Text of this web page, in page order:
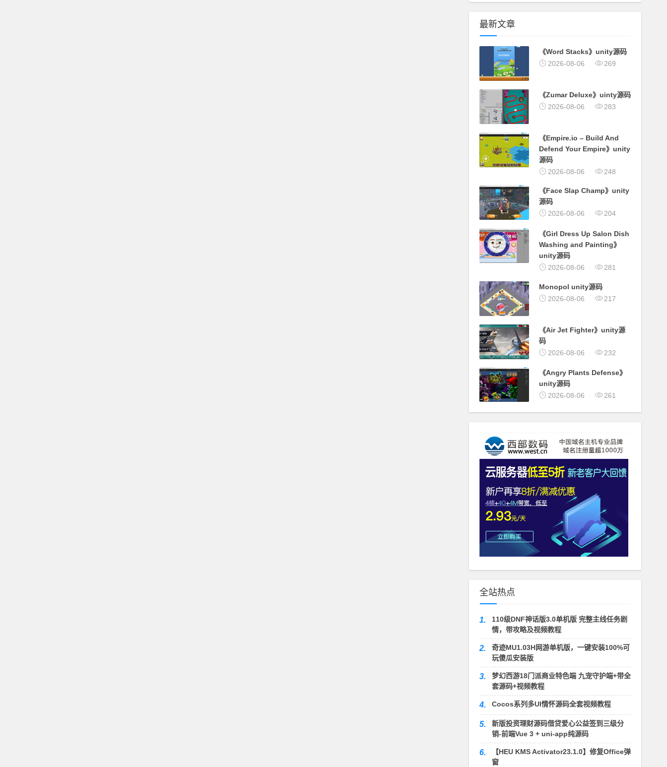
最新文章
《Word Stacks》unity源码
2026-08-06
269
《Zumar Deluxe》uinty源码
2026-08-06
283
《Empire.io – Build And
Defend Your Empire》unity
源码
2026-08-06
248
《Face Slap Champ》unity
源码
2026-08-06
204
《Girl Dress Up Salon Dish
Washing and Painting》
unity源码
2026-08-06
281
Monopol unity源码
2026-08-06
217
《Air Jet Fighter》unity源
码
2026-08-06
232
《Angry Plants Defense》
unity源码
2026-08-06
261
全站热点
1.
110级DNF神话版3.0单机版 完整主线任务剧
情，带攻略及视频教程
2.
奇迹MU1.03H网游单机版，一键安装100%可
玩傻瓜安装版
3.
梦幻西游18门派商业特色端 九宠守护端+带全
套源码+视频教程
4. Cocos系列多UI情怀源码全套视频教程
5.
新版投资理财源码借贷爱心公益签到三级分
销-前端Vue 3 + uni-app纯源码
6.
【HEU KMS Activator23.1.0】修复Office弹
窗